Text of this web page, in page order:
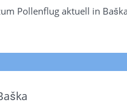
Pollenflug aktuell in